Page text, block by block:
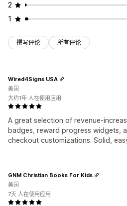
2
1
撰写评论 所有评论
A great selection of revenue-
badges, reward progress widgets,
checkout customizations. Solid,
Wired4Signs USA
美国
大约1年 人在使用应用
GNM Christian Books For Kids
美国
7天 人在使用应用